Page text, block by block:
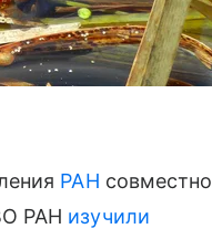
РАН совместно
РАН изучили